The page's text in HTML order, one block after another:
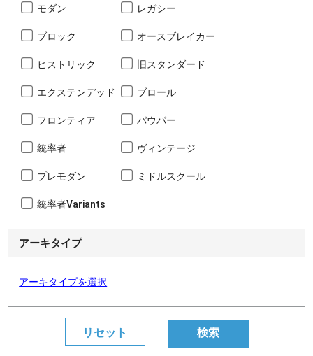
モダン レガシー
ブロック オースブレイカー
ヒストリック 旧スタンダード
エクステンデッド ブロール
フロンティア パウパー
統率者 ヴィンテージ
プレモダン ミドルスクール
統率者Variants
アーキタイプ
アーキタイプを選択